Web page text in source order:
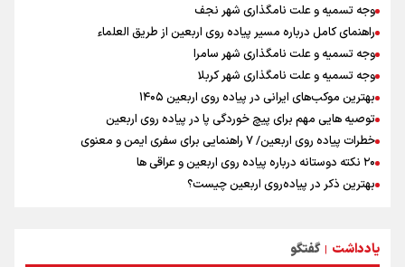
وجه تسمیه و علت نامگذاری شهر نجف
راهنمای کامل درباره مسیر پیاده روی اربعین از طریق العلماء
وجه تسمیه و علت نامگذاری شهر سامرا
وجه تسمیه و علت نامگذاری شهر کربلا
بهترین موکب‌های ایرانی در پیاده روی اربعین ۱۴۰۵
توصیه هایی مهم برای پیچ خوردگی پا در پیاده روی اربعین
خطرات پیاده روی اربعین/ ۷ راهنمایی برای سفری ایمن و معنوی
۲۰ نکته دوستانه درباره پیاده روی اربعین و عراقی ها
بهترین ذکر در پیاده‌روی اربعین چیست؟
نکاتی مهم برای حفظ سلامت در پیاده روی اربعین
یادداشت | گفتگو